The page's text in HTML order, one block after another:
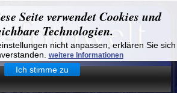
Seite verwendet Cookies und
Technologien.
nicht anpassen, erklären Sie sich
weitere Informationen
Ich stimme zu